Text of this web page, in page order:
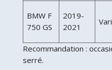
BMW F
750 GS
2019-
2021
Recommandation :
serré.